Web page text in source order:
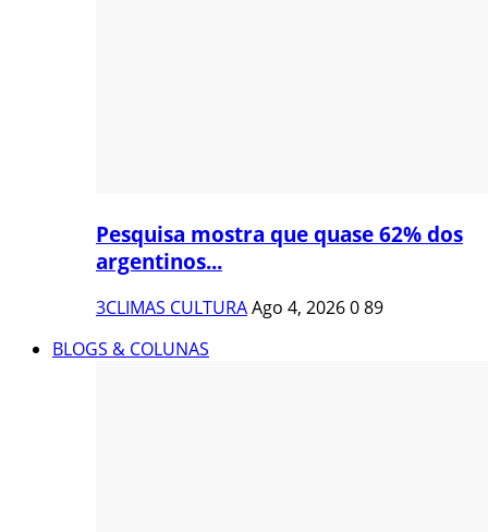
Pesquisa mostra que quase 62% dos
argentinos...
3CLIMAS CULTURAAgo 4, 2026089
BLOGS & COLUNAS